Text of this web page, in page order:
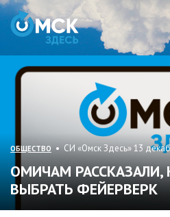
ОБЩЕСТВО • СИ «Омск Здесь» 13
ОМИЧАМ РАССКАЗАЛИ,
ВЫБРАТЬ ФЕЙЕРВЕРК